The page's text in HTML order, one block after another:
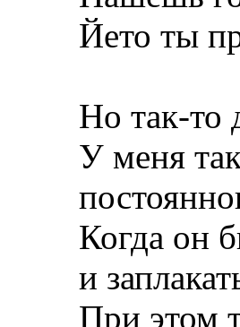
Йето ты
Но так-то
У меня
Когда он
и
При этом